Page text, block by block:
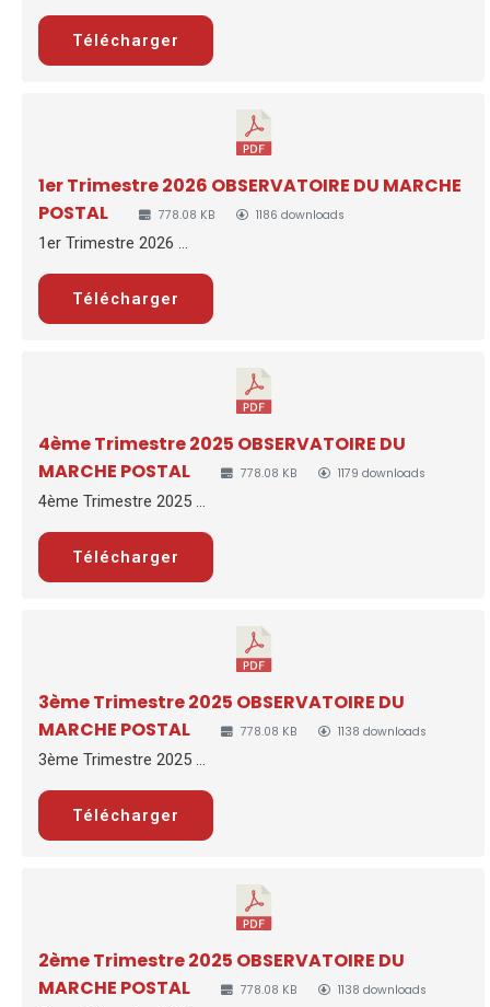
Télécharger
1er Trimestre 2026 OBSERVATOIRE DU MARCHE
POSTAL
778.08 KB 1186 downloads
1er Trimestre 2026 ...
Télécharger
4ème Trimestre 2025 OBSERVATOIRE DU
MARCHE POSTAL
778.08 KB 1179 downloads
4ème Trimestre 2025 ...
Télécharger
3ème Trimestre 2025 OBSERVATOIRE DU
MARCHE POSTAL
778.08 KB 1138 downloads
3ème Trimestre 2025 ...
Télécharger
2ème Trimestre 2025 OBSERVATOIRE DU
MARCHE POSTAL
778.08 KB 1138 downloads